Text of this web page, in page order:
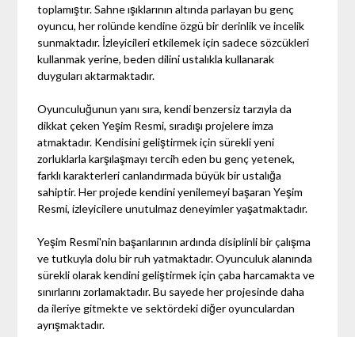
toplamıştır. Sahne ışıklarının altında parlayan bu genç
oyuncu, her rolünde kendine özgü bir derinlik ve incelik
sunmaktadır. İzleyicileri etkilemek için sadece sözcükleri
kullanmak yerine, beden dilini ustalıkla kullanarak
duyguları aktarmaktadır.
Oyunculuğunun yanı sıra, kendi benzersiz tarzıyla da
dikkat çeken Yeşim Resmi, sıradışı projelere imza
atmaktadır. Kendisini geliştirmek için sürekli yeni
zorluklarla karşılaşmayı tercih eden bu genç yetenek,
farklı karakterleri canlandırmada büyük bir ustalığa
sahiptir. Her projede kendini yenilemeyi başaran Yeşim
Resmi, izleyicilere unutulmaz deneyimler yaşatmaktadır.
Yeşim Resmi'nin başarılarının ardında disiplinli bir çalışma
ve tutkuyla dolu bir ruh yatmaktadır. Oyunculuk alanında
sürekli olarak kendini geliştirmek için çaba harcamakta ve
sınırlarını zorlamaktadır. Bu sayede her projesinde daha
da ileriye gitmekte ve sektördeki diğer oyunculardan
ayrışmaktadır.